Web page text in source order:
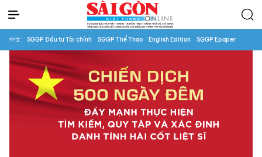
中文 SGGP Đầu tư Tài chính SGGP Thể Thao English Edition SGGP Epaper